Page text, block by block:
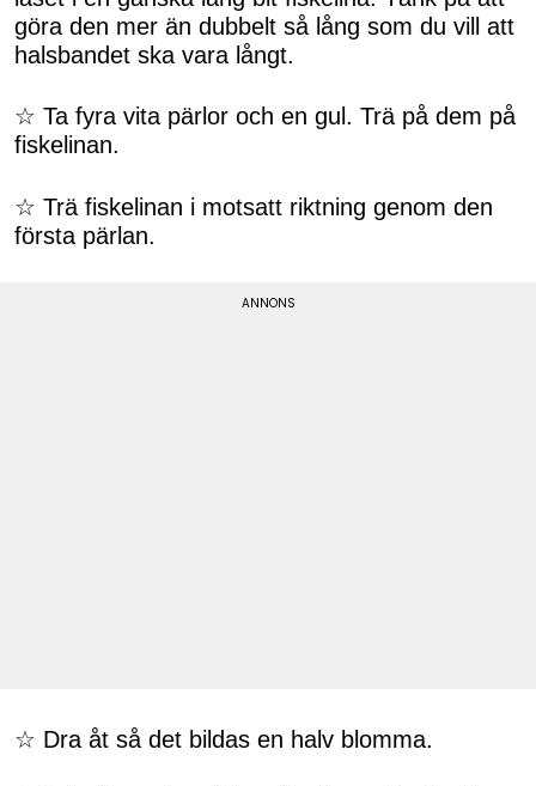
göra den mer än dubbelt så lång som du vill att
halsbandet ska vara långt.
☆ Ta fyra vita pärlor och en gul. Trä på dem på
fiskelinan.
☆ Trä fiskelinan i motsatt riktning genom den
första pärlan.
☆ Dra åt så det bildas en halv blomma.